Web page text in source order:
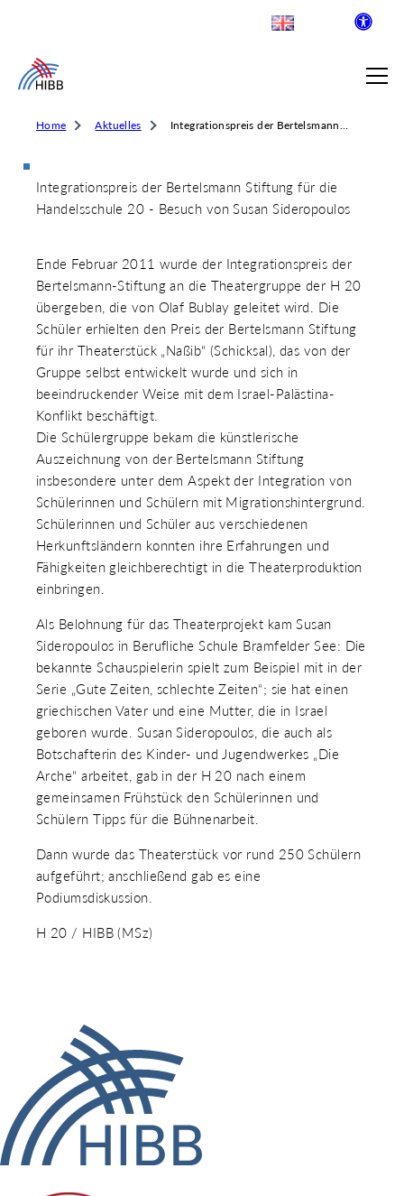
SUCHE
SCHULEN
& ABSCHLÜSSE
& RECHT
PUBLIKATIONEN/TERMINE
Home Aktuelles Integrationspreis der Bertelsmann Stiftung für die Handelsschule 20 – Besuch von Susan Sideropoulos
Integrationspreis der Bertelsmann Stiftung für die
Handelsschule 20 - Besuch von Susan Sideropoulos
Ende Februar 2011 wurde der Integrationspreis der
Bertelsmann-Stiftung an die Theatergruppe der H 20
übergeben, die von Olaf Bublay geleitet wird. Die
Schüler erhielten den Preis der Bertelsmann Stiftung
für ihr Theaterstück „Naßib“ (Schicksal), das von der
Gruppe selbst entwickelt wurde und sich in
beeindruckender Weise mit dem Israel-Palästina-
Konflikt beschäftigt.
Die Schülergruppe bekam die künstlerische
Auszeichnung von der Bertelsmann Stiftung
insbesondere unter dem Aspekt der Integration von
Schülerinnen und Schülern mit Migrationshintergrund.
Schülerinnen und Schüler aus verschiedenen
Herkunftsländern konnten ihre Erfahrungen und
Fähigkeiten gleichberechtigt in die Theaterproduktion
einbringen.
Als Belohnung für das Theaterprojekt kam Susan
Sideropoulos in Berufliche Schule Bramfelder See: Die
bekannte Schauspielerin spielt zum Beispiel mit in der
Serie „Gute Zeiten, schlechte Zeiten“; sie hat einen
griechischen Vater und eine Mutter, die in Israel
geboren wurde. Susan Sideropoulos, die auch als
Botschafterin des Kinder- und Jugendwerkes „Die
Arche“ arbeitet, gab in der H 20 nach einem
gemeinsamen Frühstück den Schülerinnen und
Schülern Tipps für die Bühnenarbeit.
Dann wurde das Theaterstück vor rund 250 Schülern
aufgeführt; anschließend gab es eine
Podiumsdiskussion.
H 20 / HIBB (MSz)